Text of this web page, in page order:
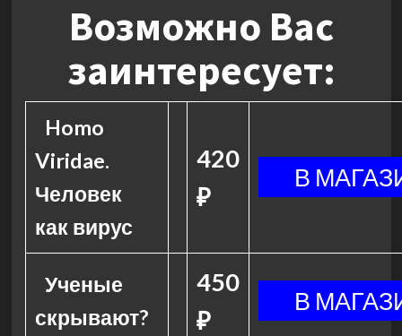
Возможно Вас
заинтересует:
Homo
Viridae.
Человек
как вирус
420
₽
Ученые
скрывают?
450
₽